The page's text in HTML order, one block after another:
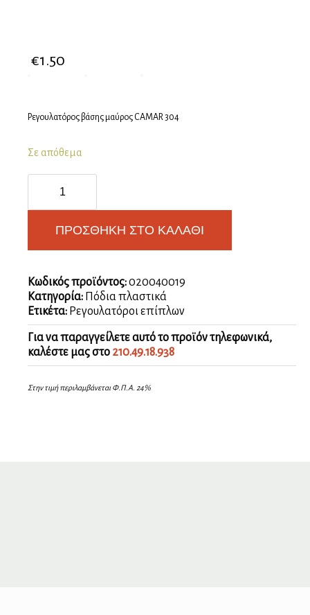
€1.50
Ρεγουλατόρος βάσης μαύρος CAMAR 304
Σε απόθεμα
Ø14
πλαστικός
ποσότητα
ΠΡΟΣΘΉΚΗ ΣΤΟ ΚΑΛΆΘΙ
Κωδικός προϊόντος:020040019
Κατηγορία: Πόδια πλαστικά
Ετικέτα: Ρεγουλατόροι επίπλων
Για να παραγγείλετε αυτό το προϊόν τηλεφωνικά,
καλέστε μας στο 210.49.18.938
Στην τιμή περιλαμβάνεται Φ.Π.Α. 24%